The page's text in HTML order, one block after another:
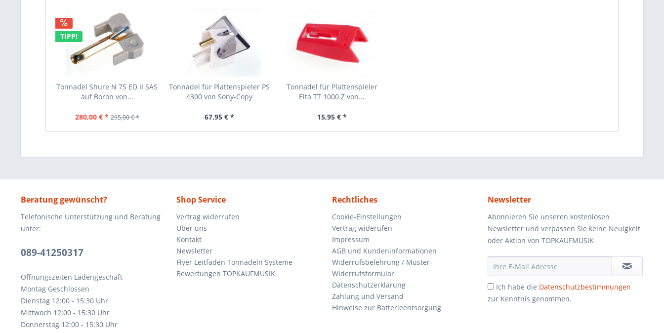
TIPP!
Tonnadel Shure N 75 ED II SAS
auf Boron von...
280,00 € * 295,00 € *
Tonnadel für Plattenspieler PS
4300 von Sony-Copy
67,95 € *
Tonnadel für Plattenspieler
Elta TT 1000 Z von...
15,95 € *
Beratung gewünscht?
Telefonische Unterstützung und Beratung
unter:
089-41250317
Öffnungszeiten Ladengeschäft
Montag Geschlossen
Dienstag 12:00 - 15:30 Uhr
Mittwoch 12:00 - 15:30 Uhr
Donnerstag 12:00 - 15:30 Uhr
Shop Service
Vertrag widerrufen
Über uns
Kontakt
Newsletter
Flyer Leitfaden Tonnadeln Systeme
Bewertungen TOPKAUFMUSIK
Rechtliches
Cookie-Einstellungen
Vertrag widerufen
Impressum
AGB und Kundeninformationen
Widerrufsbelehrung / Muster-
Widerrufsformular
Datenschutzerklärung
Zahlung und Versand
Hinweise zur Batterieentsorgung
Newsletter
Abonnieren Sie unseren kostenlosen
Newsletter und verpassen Sie keine Neuigkeit
oder Aktion von TOPKAUFMUSIK
Ich habe die Datenschutzbestimmungen
zur Kenntnis genommen.